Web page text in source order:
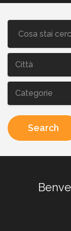
Città
Categorie
Search